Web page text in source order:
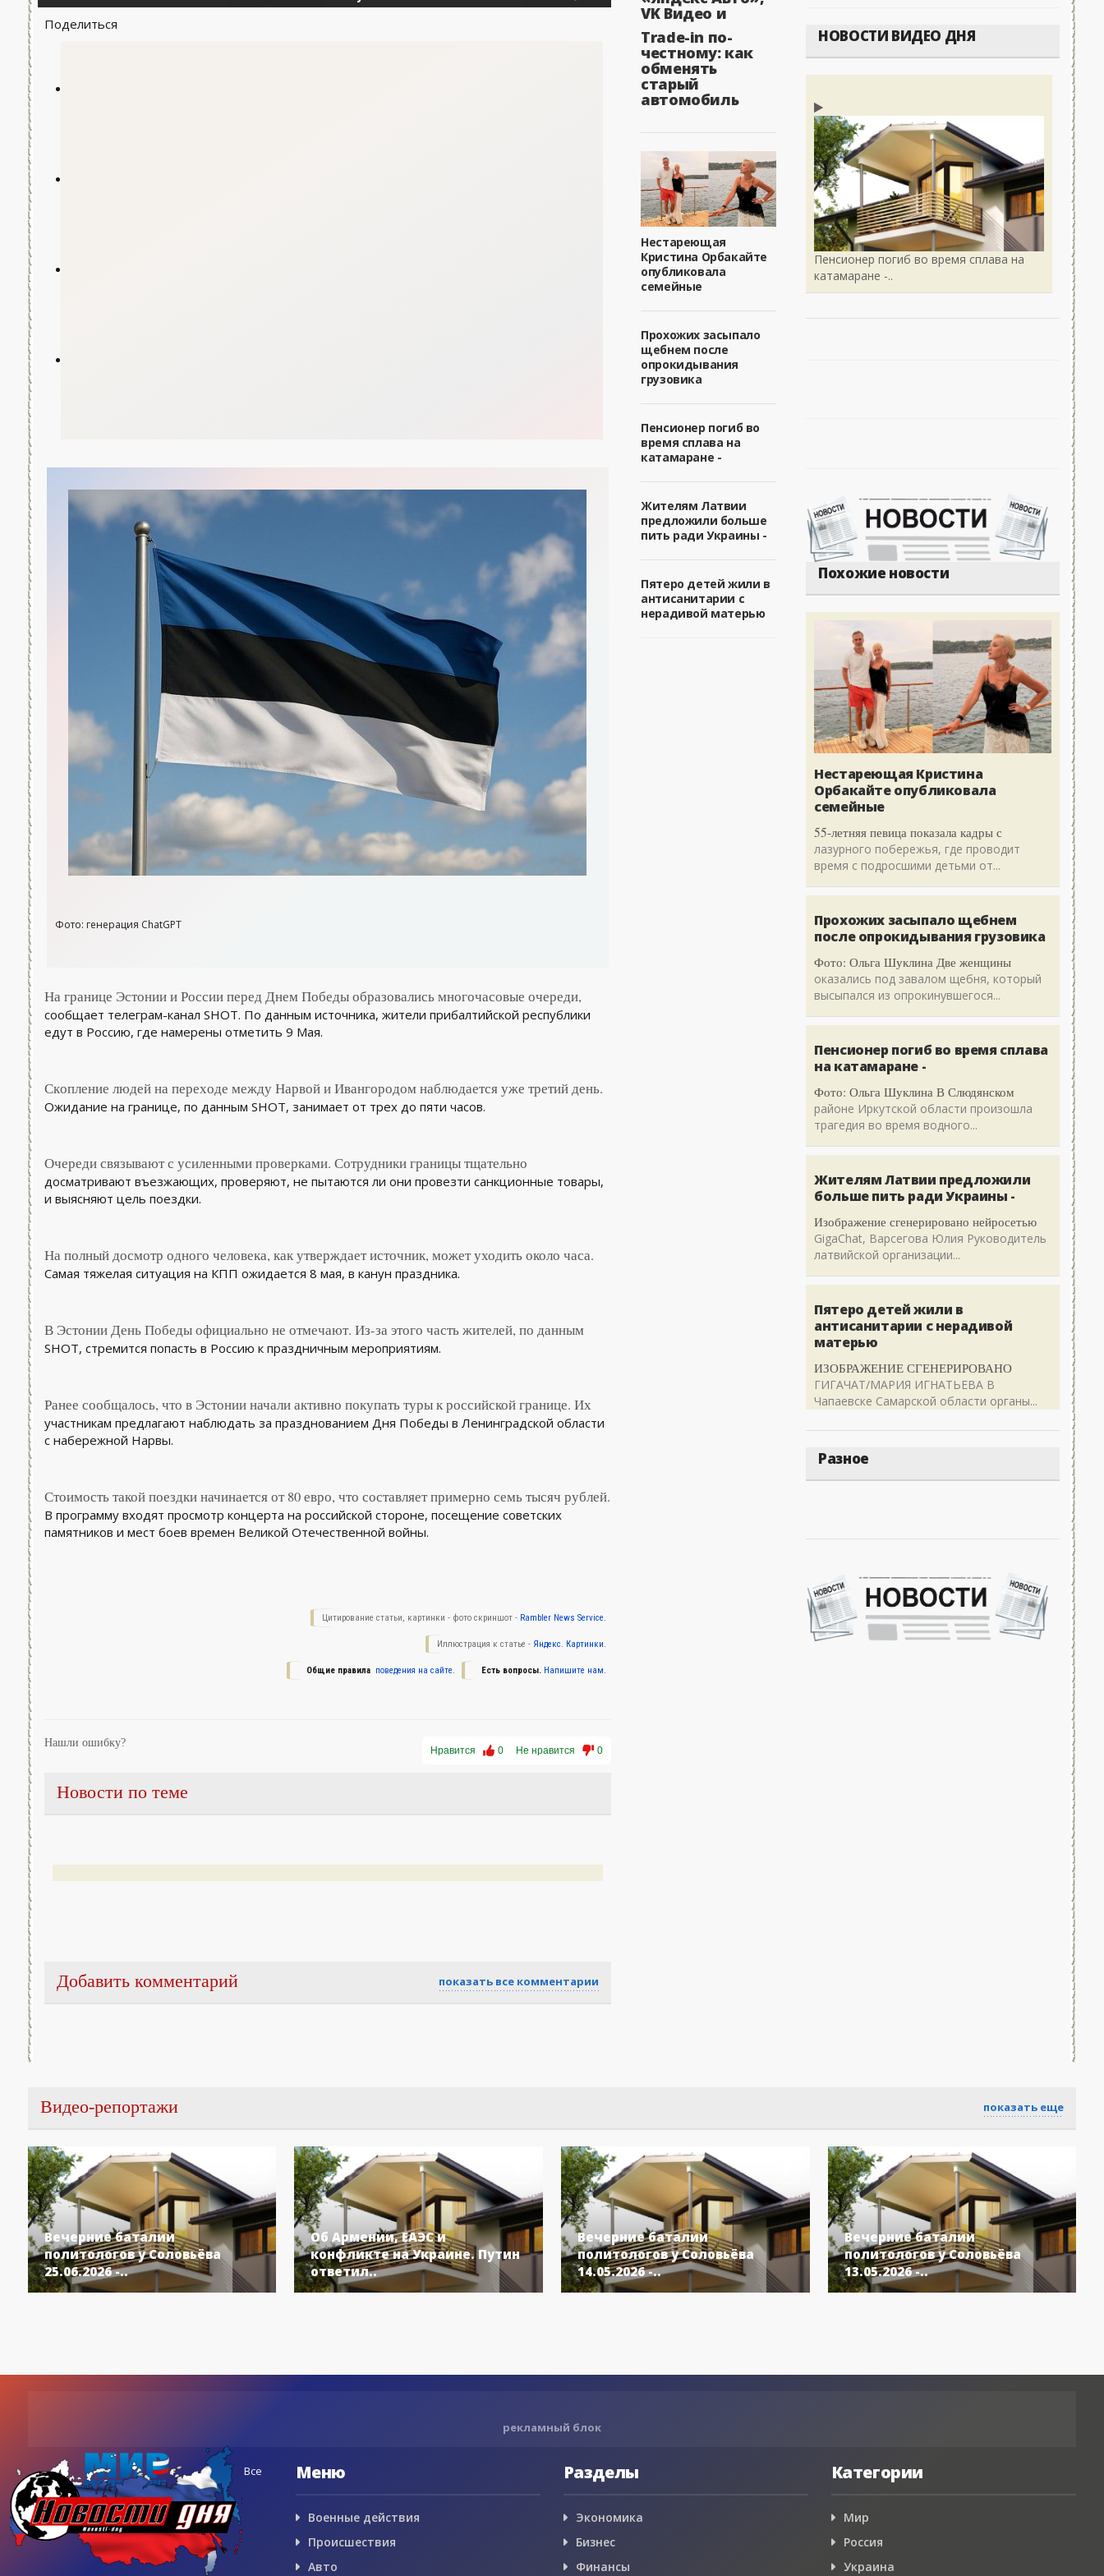
Поделиться
Фото: генерация ChatGPT
На границе Эстонии и России перед Днем Победы образовались многочасовые очереди,
сообщает телеграм-канал SHOT. По данным источника, жители прибалтийской республики
едут в Россию, где намерены отметить 9 Мая.
Скопление людей на переходе между Нарвой и Ивангородом наблюдается уже третий день.
Ожидание на границе, по данным SHOT, занимает от трех до пяти часов.
Очереди связывают с усиленными проверками. Сотрудники границы тщательно
досматривают въезжающих, проверяют, не пытаются ли они провезти санкционные товары,
и выясняют цель поездки.
На полный досмотр одного человека, как утверждает источник, может уходить около часа.
Самая тяжелая ситуация на КПП ожидается 8 мая, в канун праздника.
В Эстонии День Победы официально не отмечают. Из-за этого часть жителей, по данным
SHOT, стремится попасть в Россию к праздничным мероприятиям.
Ранее сообщалось, что в Эстонии начали активно покупать туры к российской границе. Их
участникам предлагают наблюдать за празднованием Дня Победы в Ленинградской области
с набережной Нарвы.
Стоимость такой поездки начинается от 80 евро, что составляет примерно семь тысяч рублей.
В программу входят просмотр концерта на российской стороне, посещение советских
памятников и мест боев времен Великой Отечественной войны.
Цитирование статьи, картинки - фото скриншот - Rambler News Service.
Иллюстрация к статье - Яндекс. Картинки.
Есть вопросы. Напишите нам.
Общие правила поведения на сайте.
Нравится 0 Не нравится 0
Нашли ошибку?
Новости по теме
Добавить комментарий показать все комментарии
VK Видео и
Trade-in по-
честному: как
обменять
старый
автомобиль
Нестареющая
Кристина Орбакайте
опубликовала
семейные
Прохожих засыпало
щебнем после
опрокидывания
грузовика
Пенсионер погиб во
время сплава на
катамаране -
Жителям Латвии
предложили больше
пить ради Украины -
Пятеро детей жили в
антисанитарии с
нерадивой матерью
НОВОСТИ ВИДЕО ДНЯ
Пенсионер погиб во время сплава на
катамаране -..
Похожие новости
Нестареющая Кристина
Орбакайте опубликовала
семейные
55-летняя певица показала кадры с
лазурного побережья, где проводит
время с подросшими детьми от...
Прохожих засыпало щебнем
после опрокидывания грузовика
Фото: Ольга Шуклина Две женщины
оказались под завалом щебня, который
высыпался из опрокинувшегося...
Пенсионер погиб во время сплава
на катамаране -
Фото: Ольга Шуклина В Слюдянском
районе Иркутской области произошла
трагедия во время водного...
Жителям Латвии предложили
больше пить ради Украины -
Изображение сгенерировано нейросетью
GigaChat, Варсегова Юлия Руководитель
латвийской организации...
Пятеро детей жили в
антисанитарии с нерадивой
матерью
ИЗОБРАЖЕНИЕ СГЕНЕРИРОВАНО
ГИГАЧАТ/МАРИЯ ИГНАТЬЕВА В
Чапаевске Самарской области органы...
Разное
Видео-репортажи показать еще
Вечерние баталии
политологов у Соловьёва
25.06.2026 -..
Об Армении, ЕАЭС и
конфликте на Украине. Путин
ответил..
Вечерние баталии
политологов у Соловьёва
14.05.2026 -..
Вечерние баталии
политологов у Соловьёва
13.05.2026 -..
рекламный блок
Все Меню
Военные действия
Происшествия
Авто
Разделы
Экономика
Бизнес
Финансы
Категории
Мир
Россия
Украина